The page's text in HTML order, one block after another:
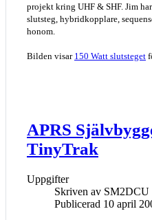
projekt kring UHF & SHF. Jim
slutsteg, hybridkopplare,
honom.
Bilden visar 150 Watt slutsteget
APRS
TinyTrak
Uppgifter
Skriven av SM2DCU
Publicerad 10 april